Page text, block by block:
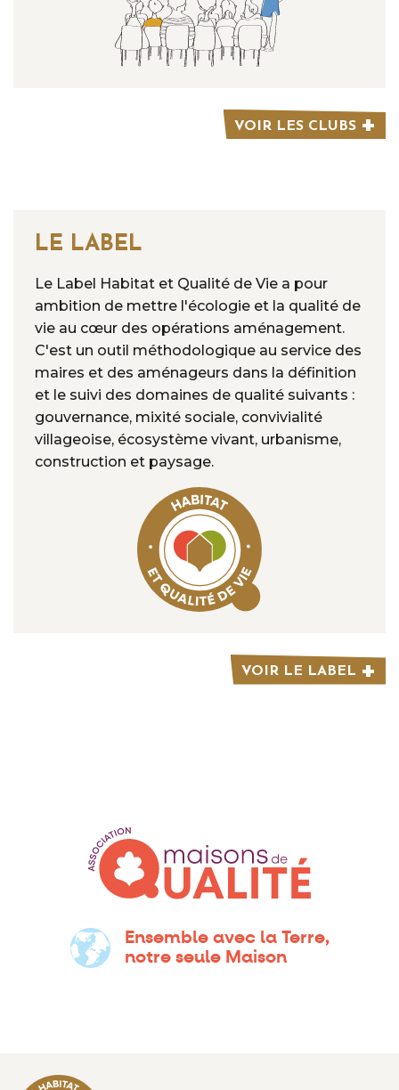
VOIR LES CLUBS
LE LABEL
Le Label Habitat et Qualité de Vie a pour
ambition de mettre l'écologie et la qualité de
vie au cœur des opérations aménagement.
C'est un outil méthodologique au service des
maires et des aménageurs dans la définition
et le suivi des domaines de qualité suivants :
gouvernance, mixité sociale, convivialité
villageoise, écosystème vivant, urbanisme,
construction et paysage.
VOIR LE LABEL
Ensemble avec la Terre,
notre seule Maison